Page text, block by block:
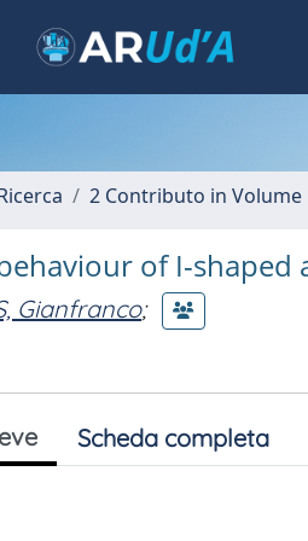
2 Contributo in Volume
of I-shaped
Gianfranco;
Scheda completa